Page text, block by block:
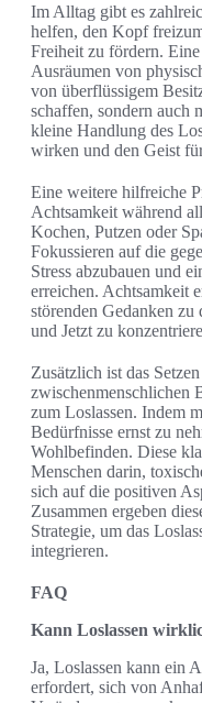
Im Alltag gibt es
helfen, den Kopf
Freiheit zu fördern.
Ausräumen von
von überflüssigem
schaffen, sondern auch
kleine Handlung des
wirken und den Geist
Eine weitere hilfreiche
Achtsamkeit während
Kochen, Putzen oder
Fokussieren auf die
Stress abzubauen und
erreichen. Achtsamkeit
störenden Gedanken
und Jetzt zu
Zusätzlich ist das
zwischenmenschlichen
zum Loslassen. Indem
Bedürfnisse ernst zu
Wohlbefinden. Diese
Menschen darin,
sich auf die positiven
Zusammen ergeben
Strategie, um das
integrieren.
FAQ
Kann Loslassen
Ja, Loslassen kann ein
erfordert, sich von